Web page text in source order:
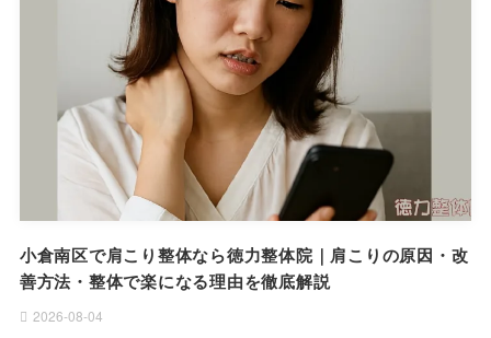
小倉南区で肩こり整体なら徳力整体院｜肩こりの原因・改
善方法・整体で楽になる理由を徹底解説
2026-08-04